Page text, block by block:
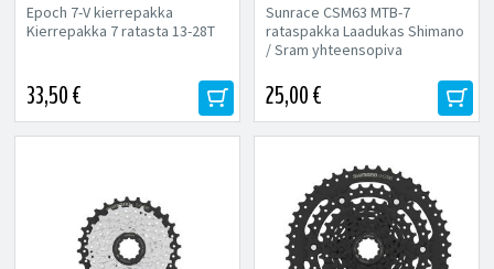
Epoch 7-V kierrepakka
Kierrepakka 7 ratasta 13-28T
33,50 €
Sunrace CSM63 MTB-7
rataspakka Laadukas Shimano
/ Sram yhteensopiva
Hybrideihin 7-speed Paino:...
25,00 €